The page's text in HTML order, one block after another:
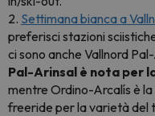
2. Settimana bianca a
preferisci stazioni
ci sono anche Vallnord
Pal-Arinsal è nota per
mentre Ordino-Arcalís è
freeride per la varietà del